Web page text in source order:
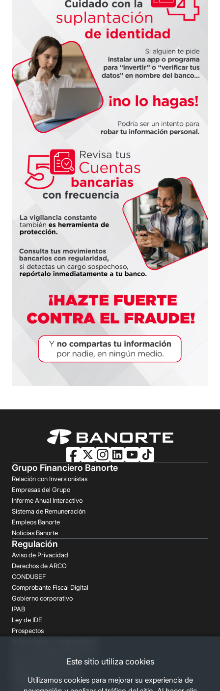
Este sitio utiliza cookies
Utilizamos cookies para mejorar su experiencia de
Grupo Financiero Banorte
Relación con Inversionistas
Empresas del Grupo
Informe Anual Interactivo
Sistema de Remuneración
Empleos Banorte
Noticias Banorte
Regulación
Aviso de Privacidad
Derechos de ARCO
CONDUSEF
Comprobante Fiscal Digital
Gobierno corporativo
IPAB
Ley de IDE
Prospectos
Despachos de Cobranza
Términos Legales